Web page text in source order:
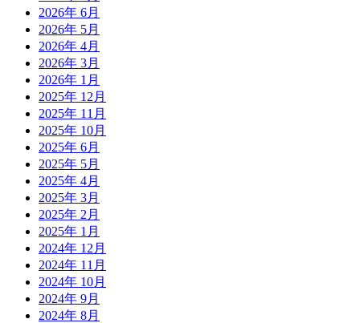
2026年 6月
2026年 5月
2026年 4月
2026年 3月
2026年 1月
2025年 12月
2025年 11月
2025年 10月
2025年 6月
2025年 5月
2025年 4月
2025年 3月
2025年 2月
2025年 1月
2024年 12月
2024年 11月
2024年 10月
2024年 9月
2024年 8月